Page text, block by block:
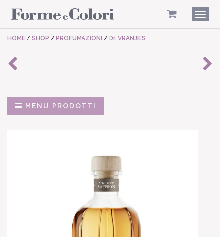
HOME / SHOP / PROFUMAZIONI / Dr. VRANJIES
MENU PRODOTTI